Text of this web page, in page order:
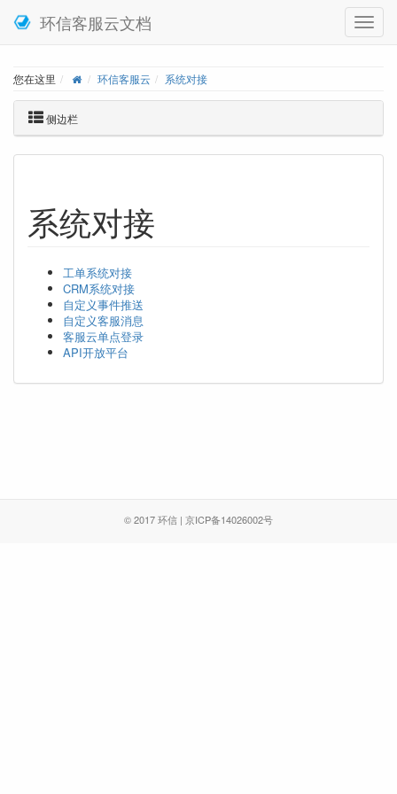
环信客服云文档
您在这里 环信客服云 系统对接
侧边栏
系统对接
工单系统对接
CRM系统对接
自定义事件推送
自定义客服消息
客服云单点登录
API开放平台
© 2017 环信 | 京ICP备14026002号